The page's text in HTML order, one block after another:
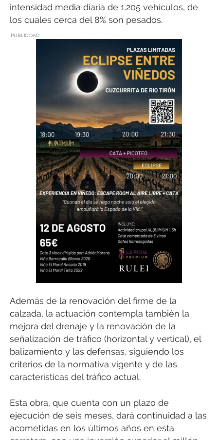
intensidad media diaria de 1.205 vehículos, de
los cuales cerca del 8% son pesados.
PUBLICIDAD
Además de la renovación del firme de la
calzada, la actuación contempla también la
mejora del drenaje y la renovación de la
señalización de tráfico (horizontal y vertical), el
balizamiento y las defensas, siguiendo los
criterios de la normativa vigente y de las
características del tráfico actual.
Esta obra, que cuenta con un plazo de
ejecución de seis meses, dará continuidad a las
acometidas en los últimos años en esta